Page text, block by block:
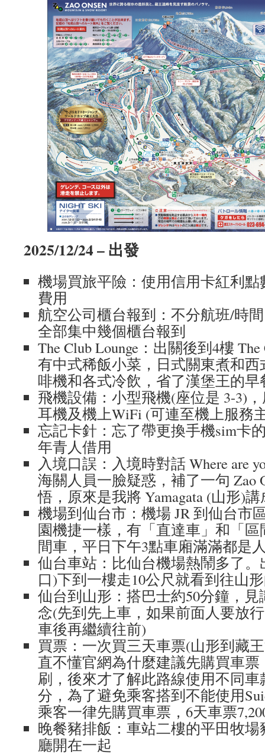
2025/12/24 – 出發
機場買旅平險：使用信用卡紅利
費用
航空公司櫃台報到：不分航班/時
全部集中幾個櫃台報到
The Club Lounge：出關後到4樓
有中式稀飯小菜，日式關東煮和
啡機和各式冷飲，省了漢堡王的早
飛機設備：小型飛機(座位是 3-3)
耳機及機上WiFi (可連至機上服務
忘記卡針：忘了帶更換手機sim卡
年青人借用
入境口誤：入境時對話 Where are
海關人員一臉疑惑，補了一句 Zao
悟，原來是我將 Yamagata (山形)講
機場到仙台市：機場 JR 到仙台市
園機捷一樣，有「直達車」和「
間車，平日下午3點車廂滿滿都是
仙台車站：比仙台機場熱鬧多了
口)下到一樓走10公尺就看到往山
仙台到山形：搭巴士約50分鐘，
念(先到先上車，如果前面人要放
車後再繼續往前)
買票：一次買三天車票(山形到藏
直不懂官網為什麼建議先購買車票
刷，後來才了解此路線使用不同
分，為了避免乘客搭到不能使用
乘客一律先購買車票，6天車票
晚餐豬排飯：車站二樓的平田牧
廳開在一起